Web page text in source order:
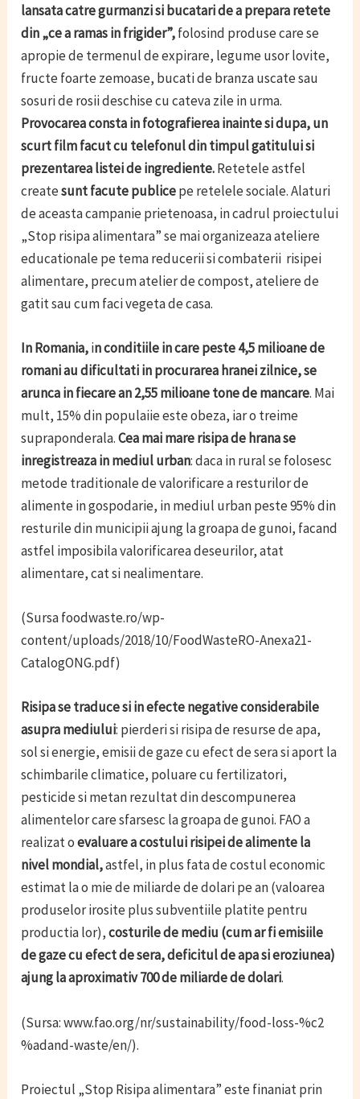
lansata catre gurmanzi si bucatari de a prepara retete
din „ce a ramas in frigider”,folosind produse care se
apropie de termenul de expirare, legume usor lovite,
fructe foarte zemoase, bucati de branza uscate sau
sosuri de rosii deschise cu cateva zile in urma.
Provocarea consta in fotografierea inainte si dupa, un
scurt film facut cu telefonul din timpul gatitului si
prezentarea listei de ingrediente.Retetele astfel
createsunt facute publicepe retelele sociale. Alaturi
de aceasta campanie prietenoasa, in cadrul proiectului
„Stop risipa alimentara” se mai organizeaza ateliere
educationale pe tema reducerii si combaterii risipei
alimentare, precum atelier de compost, ateliere de
gatit sau cum faci vegeta de casa.
In Romania,in conditiile in care peste 4,5 milioane de
romani au dificultati in procurarea hranei zilnice, se
arunca in fiecare an2,55 milioane tone de mancare. Mai
mult, 15% din populaiie este obeza, iar o treime
supraponderala.Cea mai mare risipa de hrana se
inregistreaza in mediul urban: daca in rural se folosesc
metode traditionale de valorificare a resturilor de
alimente in gospodarie, in mediul urban peste 95% din
resturile din municipii ajung la groapa de gunoi, facand
astfel imposibila valorificarea deseurilor, atat
alimentare, cat si nealimentare.
(Sursa foodwaste.ro/wp-
content/uploads/2018/10/FoodWasteRO-Anexa21-
CatalogONG.pdf)
Risipa se traduce si in efecte negative considerabile
asupra mediului: pierderi si risipa de resurse de apa,
sol si energie, emisii de gaze cu efect de sera si aport la
schimbarile climatice, poluare cu fertilizatori,
pesticide si metan rezultat din descompunerea
alimentelor care sfarsesc la groapa de gunoi. FAO a
realizat oevaluare a costului risipei de alimente la
nivel mondial,astfel, in plus fata de costul economic
estimat la o mie de miliarde de dolari pe an (valoarea
produselor irosite plus subventiile platite pentru
productia lor),costurile de mediu (cum ar fi emisiile
de gaze cu efect de sera, deficitul de apa si eroziunea)
ajung la aproximativ 700 de miliarde de dolari.
(Sursa: www.fao.org/nr/sustainability/food-loss-%c2
%adand-waste/en/).
Proiectul „Stop Risipa alimentara” este finaniat prin